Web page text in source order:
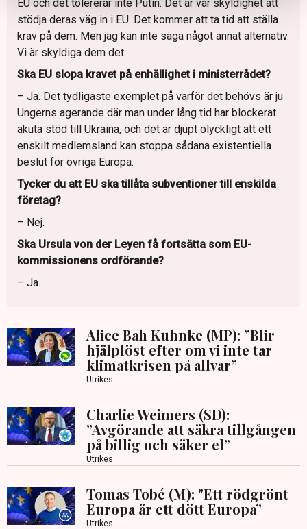
EU och det tolererar inte Putin. Det är vår skyldighet att
stödja deras väg in i EU. Det kommer att ta tid att ställa
krav på dem. Men jag kan inte säga något annat alternativ.
Vi är skyldiga dem det.
Ska EU slopa kravet på enhällighet i ministerrådet?
– Ja. Det tydligaste exemplet på varför det behövs är ju
Ungerns agerande där man under lång tid har blockerat
akuta stöd till Ukraina, och det är djupt olyckligt att ett
enskilt medlemsland kan stoppa sådana existentiella
beslut för övriga Europa.
Tycker du att EU ska tillåta subventioner till enskilda
företag?
– Nej.
Ska Ursula von der Leyen få fortsätta som EU-
kommissionens ordförande?
– Ja.
Alice Bah Kuhnke (MP): ”Blir
hjälplöst efter om vi inte tar
klimatkrisen på allvar”
Utrikes
Charlie Weimers (SD):
”Avgörande att säkra tillgången
på billig och säker el”
Utrikes
Tomas Tobé (M): "Ett rödgrönt
Europa är ett dött Europa”
Utrikes